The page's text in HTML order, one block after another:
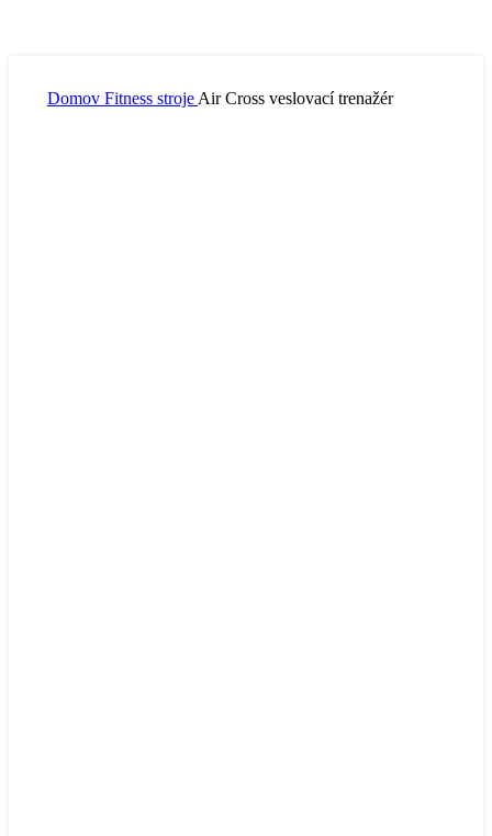
Domov Fitness stroje Air Cross veslovací trenažér